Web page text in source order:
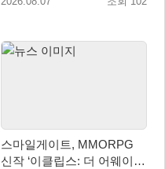
스마일게이트, MMORPG
신작 ‘이클립스: 더 어웨이크